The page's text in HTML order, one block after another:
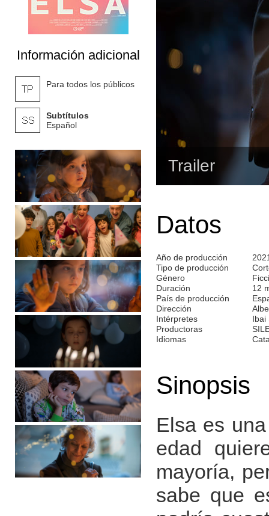
Información adicional
Para todos los públicos
Subtítulos
Español
Trailer
Datos
Año de producción
Tipo de producción
Género
Duración
12
País de producción
Dirección
Intérpretes
Ibai
Productoras
Idiomas
Sinopsis
Elsa es
edad
mayoría,
sabe que